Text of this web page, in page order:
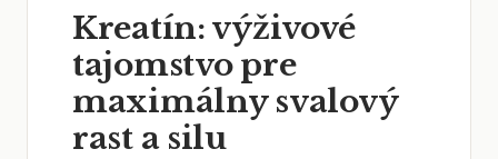
Kreatín: výživové
tajomstvo pre
maximálny svalový
rast a silu